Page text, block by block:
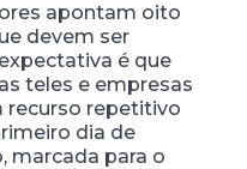
apontam oito
devem ser
é que
teles e empresas
recurso repetitivo
dia de
marcada para o